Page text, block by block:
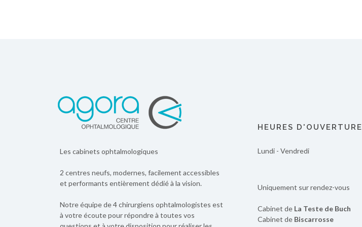
Les cabinets ophtalmologiques
2 centres neufs, modernes, facilement accessibles
et performants entièrement dédié à la vision.
Notre équipe de 4 chirurgiens ophtalmologistes est
à votre écoute pour répondre à toutes vos
HEURES D'OUVERTURE
Lundi - Vendredi
Uniquement sur rendez-vous
Cabinet de La Teste de Buch
Cabinet de Biscarrosse